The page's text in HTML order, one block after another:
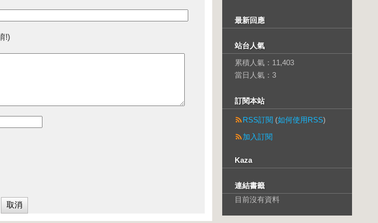
!)
最新回應
站台人氣
累積人氣： 11,403
當日人氣： 3
訂閱本站
RSS訂閱 (如何使用RSS)
加入訂閱
Kaza
連結書籤
目前沒有資料